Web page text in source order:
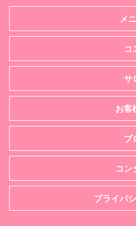
メ
コ
サ
お客
ブ
コン
プライバ